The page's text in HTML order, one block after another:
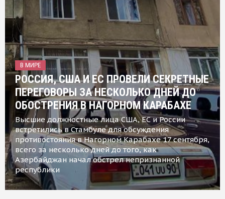
В МИРЕ
РОССИЯ, США И ЕС ПРОВЕЛИ СЕКРЕТНЫЕ
ПЕРЕГОВОРЫ ЗА НЕСКОЛЬКО ДНЕЙ ДО
ОБОСТРЕНИЯ В НАГОРНОМ КАРАБАХЕ
Высшие должностные лица США, ЕС и России
встретились в Стамбуле для обсуждения
противостояния в Нагорном Карабахе 17 сентября,
всего за несколько дней до того, как
Азербайджан начал обстрел непризнанной
республики